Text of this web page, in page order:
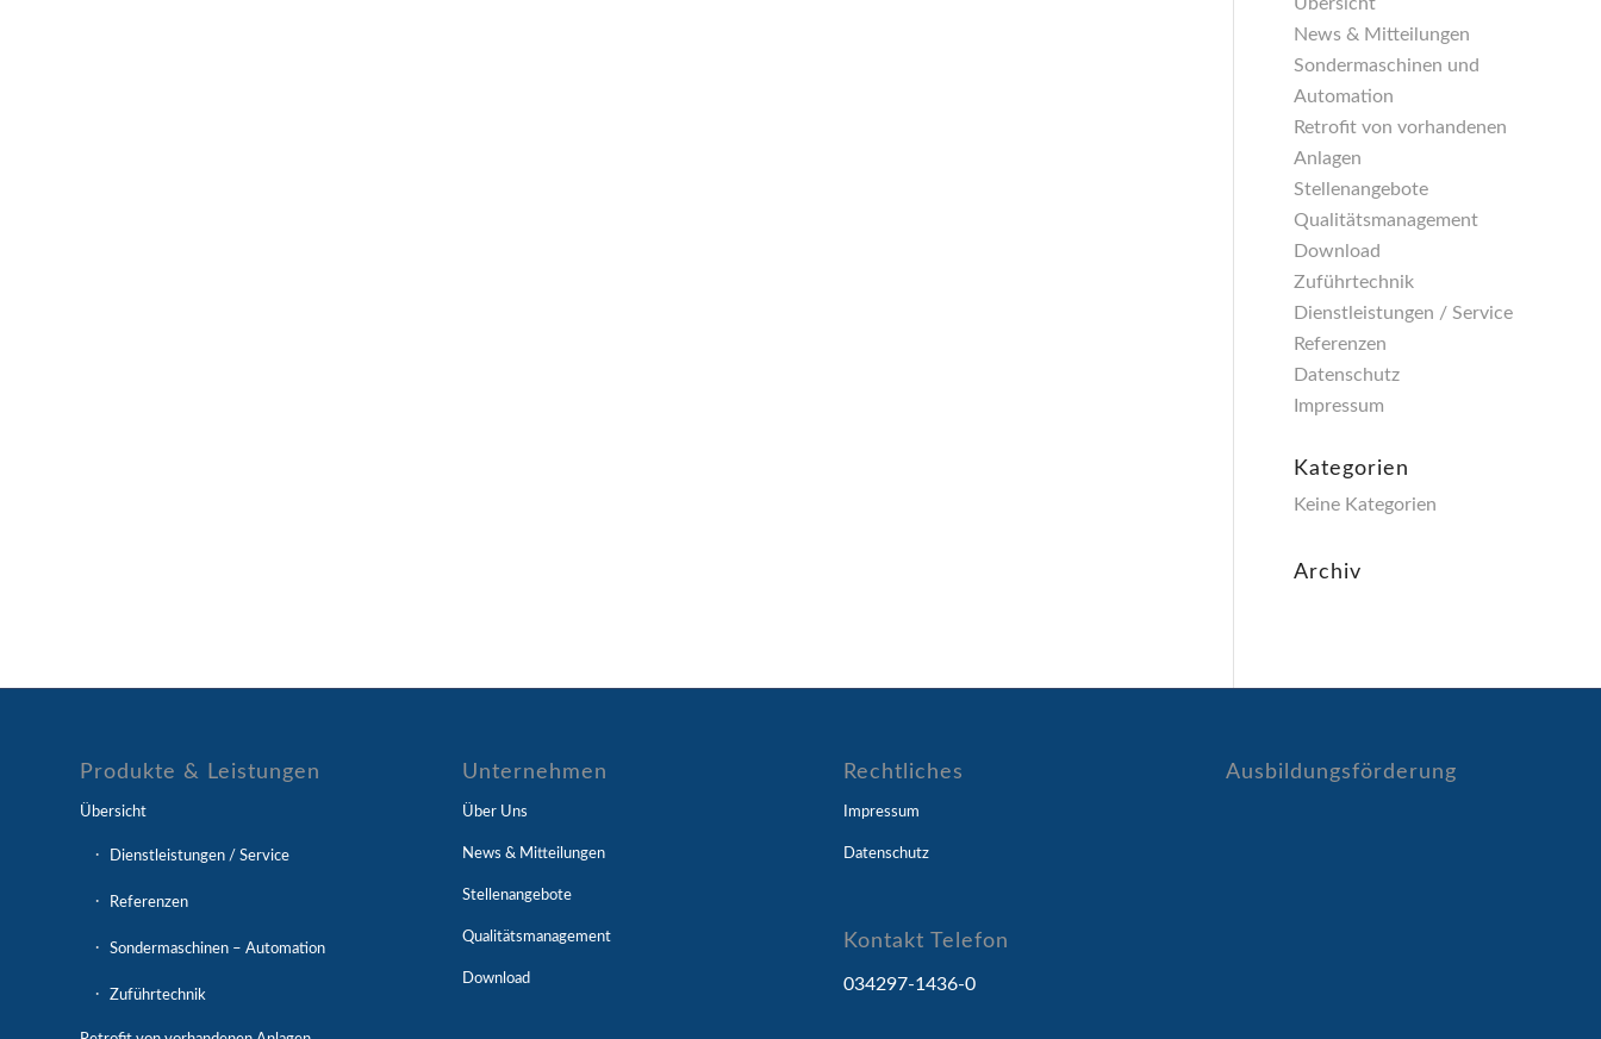
News & Mitteilungen
Sondermaschinen und
Automation
Retrofit von vorhandenen
Anlagen
Stellenangebote
Qualitätsmanagement
Download
Zuführtechnik
Dienstleistungen / Service
Referenzen
Datenschutz
Impressum
Kategorien
Keine Kategorien
Archiv
Produkte & Leistungen
Übersicht
Dienstleistungen / Service
Referenzen
Sondermaschinen – Automation
Zuführtechnik
Unternehmen
Über Uns
News & Mitteilungen
Stellenangebote
Qualitätsmanagement
Download
Rechtliches
Impressum
Datenschutz
Kontakt Telefon
034297-1436-0
Ausbildungsförderung